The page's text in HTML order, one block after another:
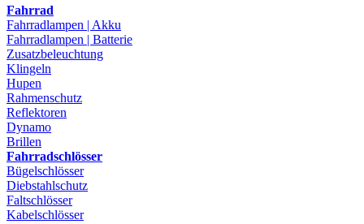
Fahrrad
Fahrradlampen | Akku
Fahrradlampen | Batterie
Zusatzbeleuchtung
Klingeln
Hupen
Rahmenschutz
Reflektoren
Dynamo
Brillen
Fahrradschlösser
Bügelschlösser
Diebstahlschutz
Faltschlösser
Kabelschlösser